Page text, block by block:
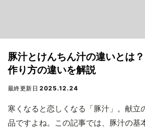
豚汁とけんちん汁の違いとは？
作り方の違いを解説
最終更新日2025.12.24
寒くなると恋しくなる「豚汁」。献立
品ですよね。この記事では、豚汁の基